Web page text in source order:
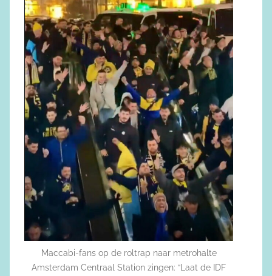
Maccabi-fans op de roltrap naar metrohalte
Amsterdam Centraal Station zingen: “Laat de IDF